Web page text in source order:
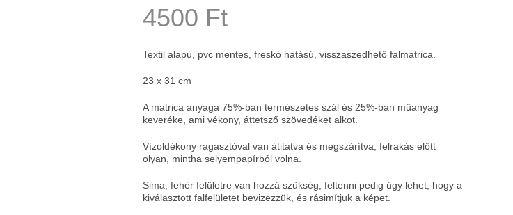
4500 Ft
Textil alapú, pvc mentes, freskó hatású, visszaszedhető falmatrica.
23 x 31 cm
A matrica anyaga 75%-ban természetes szál és 25%-ban műanyag
keveréke, ami vékony, áttetsző szövedéket alkot.
Vízoldékony ragasztóval van átitatva és megszárítva, felrakás előtt
olyan, mintha selyempapírból volna.
Sima, fehér felületre van hozzá szükség, feltenni pedig úgy lehet, hogy a
kiválasztott falfelületet bevizezzük, és rásimítjuk a képet.